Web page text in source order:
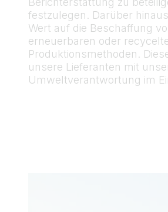
festzulegen. Darüber
Wert auf die Beschaffung
erneuerbaren oder
Produktionsmethoden.
unsere Lieferanten mit
Umweltverantwortung im